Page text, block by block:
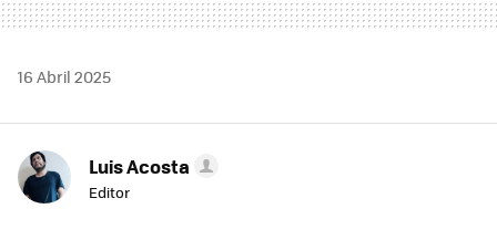
16 Abril 2025
Luis Acosta
Editor